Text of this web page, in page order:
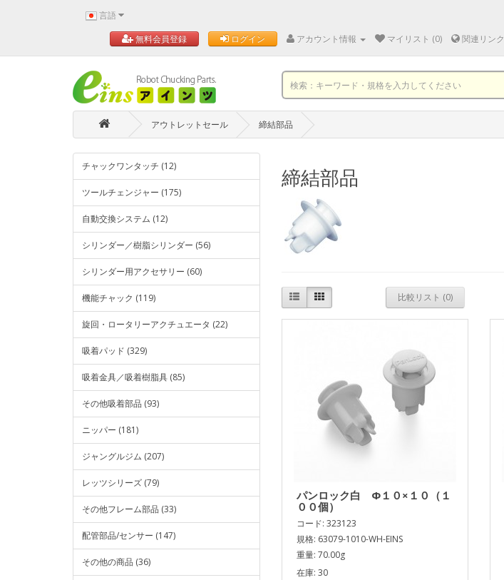
言語
無料会員登録
ログイン アカウント情報 マイリスト (0) 関連リンク
アウトレットセール 締結部品
チャックワンタッチ (12)
ツールチェンジャー (175)
自動交換システム (12)
シリンダー／樹脂シリンダー (56)
シリンダー用アクセサリー (60)
機能チャック (119)
旋回・ロータリーアクチュエータ (22)
吸着パッド (329)
吸着金具／吸着樹脂具 (85)
その他吸着部品 (93)
ニッパー (181)
ジャングルジム (207)
レッツシリーズ (79)
その他フレーム部品 (33)
配管部品/センサー (147)
その他の商品 (36)
締結部品
比較リスト (0)
パンロック白 Φ１０×１０（１
００個）
コード: 323123
規格: 63079-1010-WH-EINS
重量: 70.00g
在庫: 30